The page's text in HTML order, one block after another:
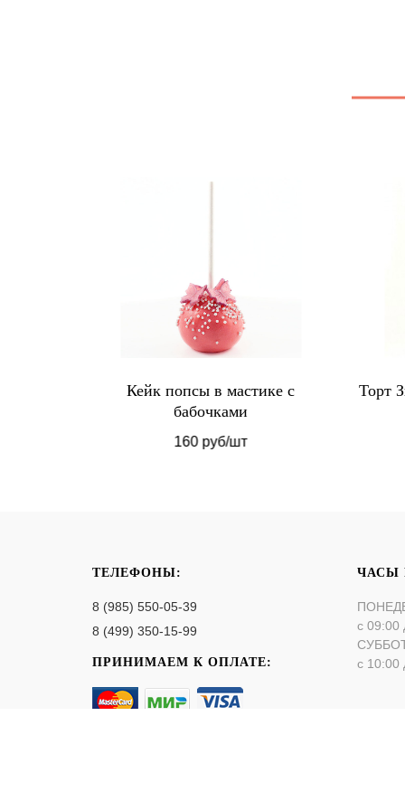
Кейк попсы в мастике с
бабочками
160 руб/шт
Торт
ТЕЛЕФОНЫ:
8 (985) 550-05-39
8 (499) 350-15-99
ПРИНИМАЕМ К ОПЛАТЕ:
ЧАСЫ
с 09:00
с 10:00